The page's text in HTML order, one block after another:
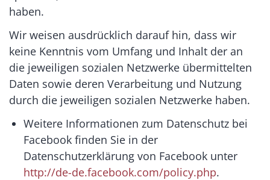
haben.
Wir weisen ausdrücklich darauf hin, dass wir
keine Kenntnis vom Umfang und Inhalt der an
die jeweiligen sozialen Netzwerke übermittelten
Daten sowie deren Verarbeitung und Nutzung
durch die jeweiligen sozialen Netzwerke haben.
Weitere Informationen zum Datenschutz bei
Facebook finden Sie in der
Datenschutzerklärung von Facebook unter
http://de-de.facebook.com/policy.php.